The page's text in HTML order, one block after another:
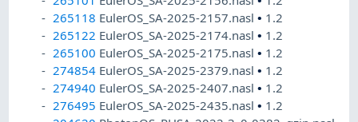
265118 EulerOS_SA-2025-2157.nasl• 1.2
265122 EulerOS_SA-2025-2174.nasl• 1.2
265100 EulerOS_SA-2025-2175.nasl• 1.2
274854 EulerOS_SA-2025-2379.nasl• 1.2
274940 EulerOS_SA-2025-2407.nasl• 1.2
276495 EulerOS_SA-2025-2435.nasl• 1.2